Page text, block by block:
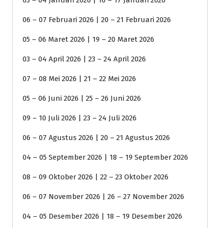
06 – 07 Februari 2026 | 20 – 21 Februari 2026
05 – 06 Maret 2026 | 19 – 20 Maret 2026
03 – 04 April 2026 | 23 – 24 April 2026
07 – 08 Mei 2026 | 21 – 22 Mei 2026
05 – 06 Juni 2026 | 25 – 26 Juni 2026
09 – 10 Juli 2026 | 23 – 24 Juli 2026
06 – 07 Agustus 2026 | 20 – 21 Agustus 2026
04 – 05 September 2026 | 18 – 19 September 2026
08 – 09 Oktober 2026 | 22 – 23 Oktober 2026
06 – 07 November 2026 | 26 – 27 November 2026
04 – 05 Desember 2026 | 18 – 19 Desember 2026